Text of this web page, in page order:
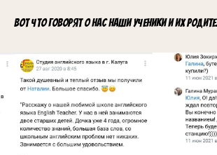
Вот что говорят о нас наши ученики и их